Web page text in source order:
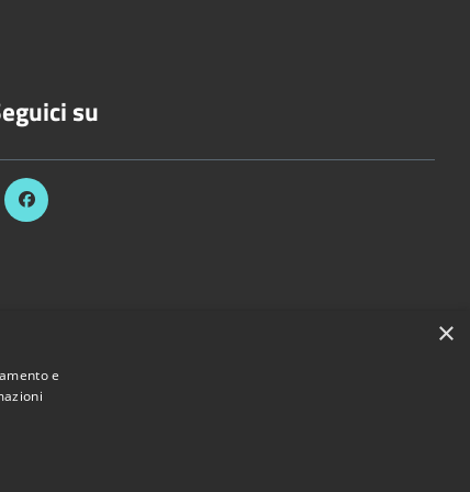
su
di Bascapè • Powered by
×
e